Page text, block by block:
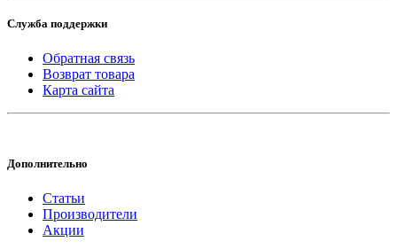
Служба поддержки
Обратная связь
Возврат товара
Карта сайта
Дополнительно
Статьи
Производители
Акции